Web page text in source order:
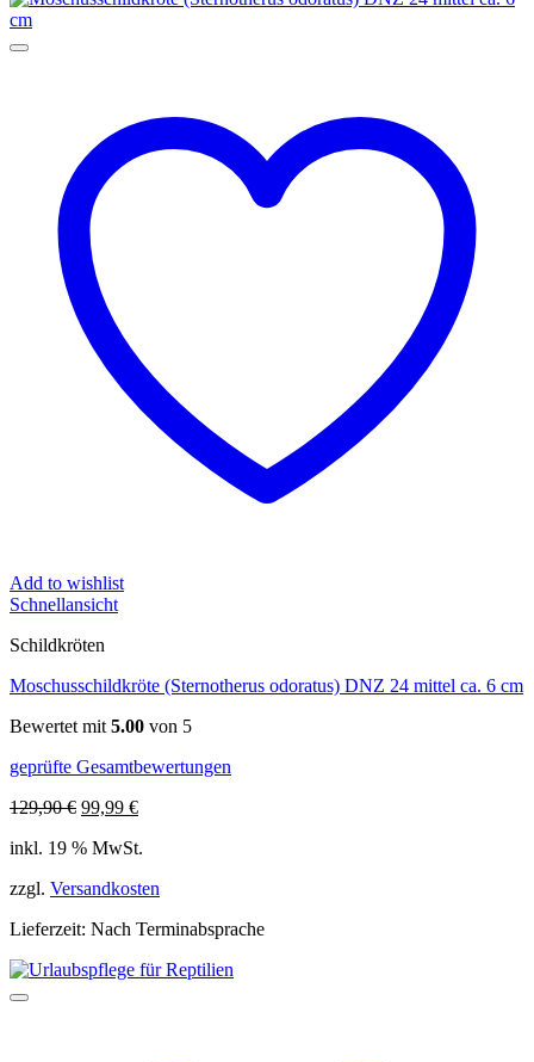
Add to wishlist
Schnellansicht
Schildkröten
Moschusschildkröte (Sternotherus odoratus) DNZ 24 mittel ca. 6 cm
Bewertet mit 5.00 von 5
geprüfte Gesamtbewertungen
129,90€ Ursprünglicher
war:
99,99 €Aktueller
ist:
inkl. 19 % MwSt.
zzgl. Versandkosten
Lieferzeit: Nach Terminabsprache